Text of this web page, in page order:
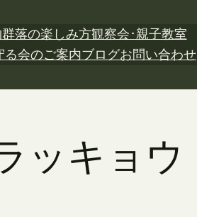
群落の楽しみ方観察会･親子教室
る会のご案内ブログお問い合わせ
ッキョウ